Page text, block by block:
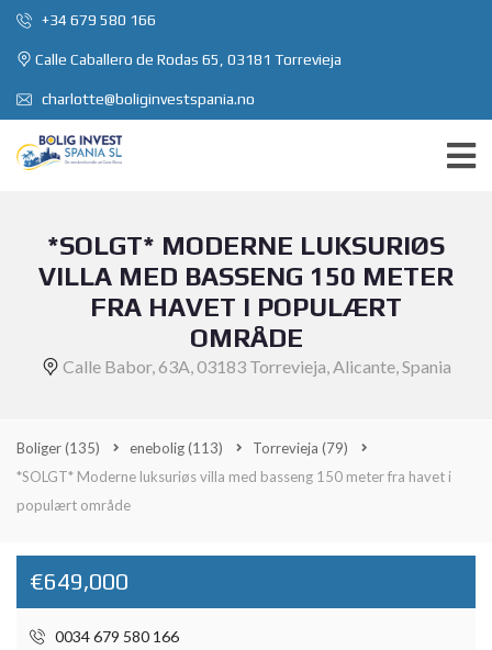
+34 679 580 166
Calle Caballero de Rodas 65, 03181 Torrevieja
charlotte@boliginvestspania.no
*SOLGT* MODERNE LUKSURIØS
VILLA MED BASSENG 150 METER
FRA HAVET I POPULÆRT
OMRÅDE
Calle Babor, 63A, 03183 Torrevieja, Alicante, Spania
Boliger(135) enebolig(113) Torrevieja (79)
*SOLGT* Moderne luksuriøs villa med basseng 150 meter fra havet i
populært område
€649,000
0034 679 580 166